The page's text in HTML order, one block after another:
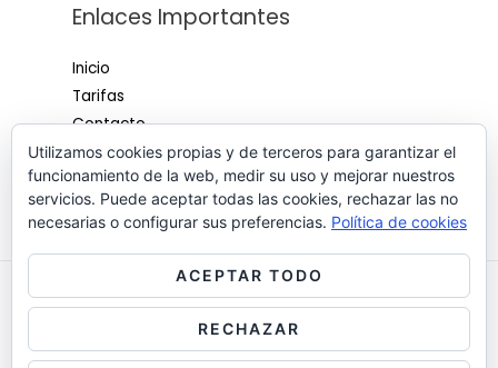
Enlaces Importantes
Inicio
Tarifas
Contacto
Política de cookies
Política de Cancelación
Copyright © 2026 ClinicaDCuatro
Utilizamos cookies propias y de terceros para garantizar el
funcionamiento de la web, medir su uso y mejorar nuestros
servicios. Puede aceptar todas las cookies, rechazar las no
necesarias o configurar sus preferencias. Política de cookies
ACEPTAR TODO
RECHAZAR